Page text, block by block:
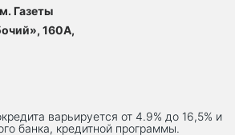
Газеты
160А,
варьируется от 4.9% до 16,5% и
банка, кредитной программы.